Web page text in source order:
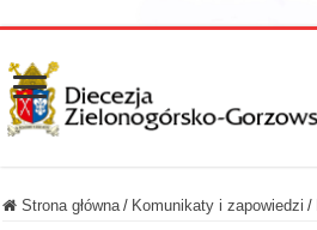
Strona główna / Komunikaty i zapowiedzi /